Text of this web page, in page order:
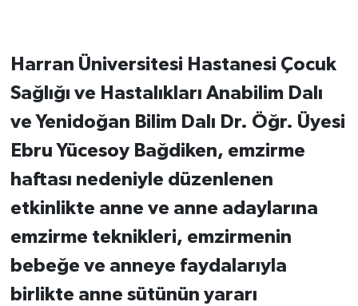
Harran Üniversitesi Hastanesi Çocuk
Sağlığı ve Hastalıkları Anabilim Dalı
ve Yenidoğan Bilim Dalı Dr. Öğr. Üyesi
Ebru Yücesoy Bağdiken, emzirme
haftası nedeniyle düzenlenen
etkinlikte anne ve anne adaylarına
emzirme teknikleri, emzirmenin
bebeğe ve anneye faydalarıyla
birlikte anne sütünün yararı